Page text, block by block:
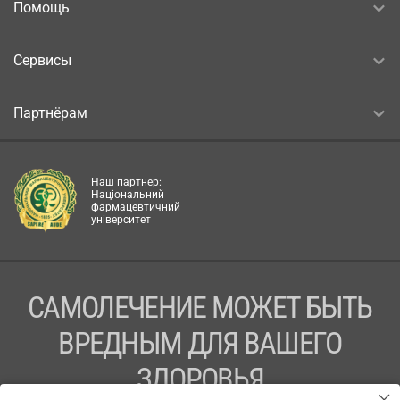
Помощь
Сервисы
Партнёрам
Наш партнер:
Національний
фармацевтичний
університет
САМОЛЕЧЕНИЕ МОЖЕТ БЫТЬ
ВРЕДНЫМ ДЛЯ ВАШЕГО
ЗДОРОВЬЯ